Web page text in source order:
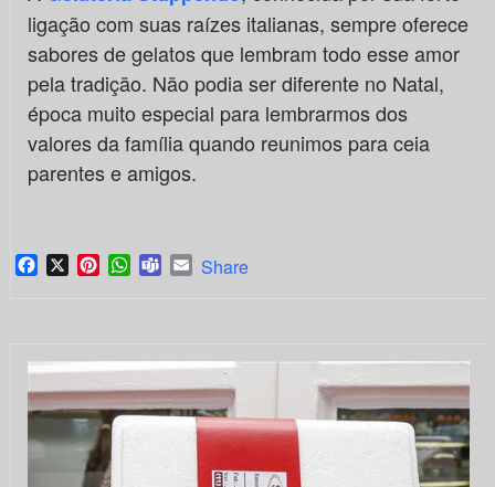
ligação com suas raízes italianas, sempre oferece
sabores de gelatos que lembram todo esse amor
pela tradição. Não podia ser diferente no Natal,
época muito especial para lembrarmos dos
valores da família quando reunimos para ceia
parentes e amigos.
Facebook
X PinterestWhatsApp
TeamsEmail
Share